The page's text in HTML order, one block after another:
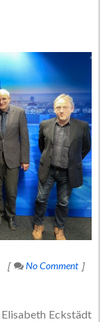
No Comment
Eckstädt